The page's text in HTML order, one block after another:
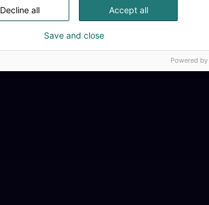
Accept all
Decline all
Save and close
Powered by